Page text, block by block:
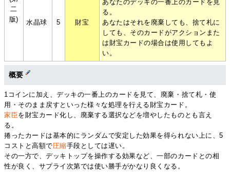
二
版)
水晶球 5 財宝
あなたのデッキの一番上のカードを見
る。
あなたはそれを廃棄しても、捨て札に
しても、そのカードがアクションまた
は財宝カードの場合は使用してもよ
い。
概要
1コインに加え、デッキの一番上のカードを見て、廃棄・捨て札・使
用・そのまま戻すといった様々な処理を行える財宝カード。
家臣を財宝カード化し、廃棄する選択などを増やしたものとも言え
る。
捲ったカードは基本的にランダムで安定した効果を得られない上に、5
コストと高額で圧縮手段としては遅い。
その一方で、デッキトップを操作する効果など、一部のカードとの相
性が良く、サプライ次第では使い勝手がかなり良くなる。